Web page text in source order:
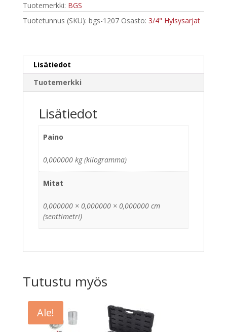
1207
määrä
Tuotemerkki: BGS
Tuotetunnus (SKU): bgs-1207 Osasto: 3/4" Hylsysarjat
Lisätiedot
Tuotemerkki
Lisätiedot
Paino
0,000000 kg (kilogramma)
Mitat
0,000000 × 0,000000 × 0,000000 cm
(senttimetri)
Tutustu myös
Ale!